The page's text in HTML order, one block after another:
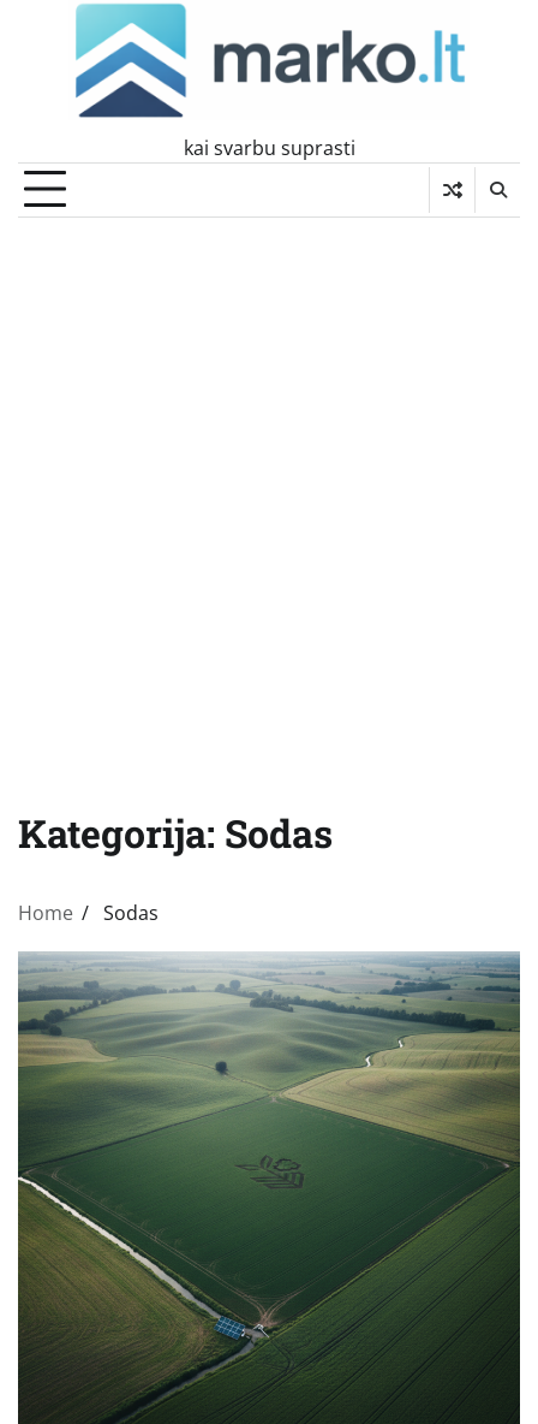
kai svarbu suprasti
Kategorija: Sodas
Home Sodas